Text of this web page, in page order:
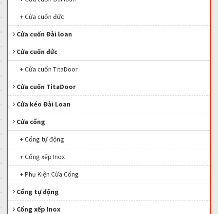
+ Cửa cuốn đức
Cửa cuốn Đài loan
Cửa cuốn đức
+ Cửa cuốn TitaDoor
Cửa cuốn TitaDoor
Cửa kéo Đài Loan
Cửa cổng
+ Cổng tự động
+ Cổng xếp Inox
+ Phụ Kiện Cửa Cổng
Cổng tự động
Cổng xếp Inox